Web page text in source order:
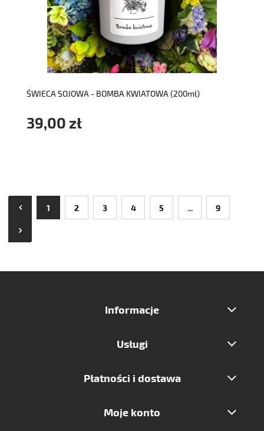
ŚWIECA SOJOWA - BOMBA KWIATOWA (200ml)
39,00 zł
do koszyka
1 2 3 4 5 ... 9
Informacje
Usługi
Płatności i dostawa
Moje konto